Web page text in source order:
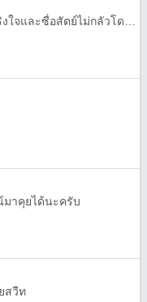
มาคุยได้นะครับ
สวืท